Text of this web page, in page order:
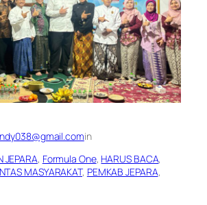
in
JEPARA, Formula One, HARUS BACA
MASYARAKAT, PEMKAB JEPARA